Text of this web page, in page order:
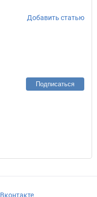
Добавить статью
Подписаться
Вконтакте